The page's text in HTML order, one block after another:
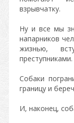
взрывчатку.
Ну и все мы
напарников
жизнью,
преступниками.
Собаки
границу и
И, наконец,